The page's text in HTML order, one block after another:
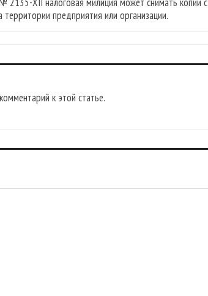
предприятия или организации.
к этой статье.